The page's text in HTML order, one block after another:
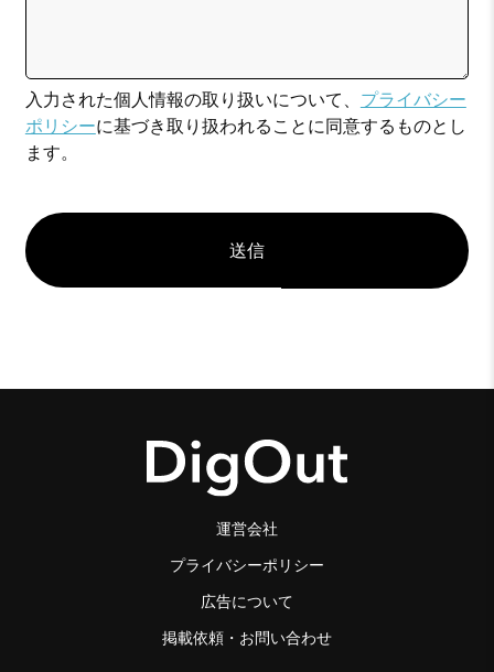
入力された個人情報の取り扱いについて、 プライバシー
ポリシーに基づき取り扱われることに同意するものとし
ます。
運営会社
プライバシーポリシー
広告について
掲載依頼・お問い合わせ